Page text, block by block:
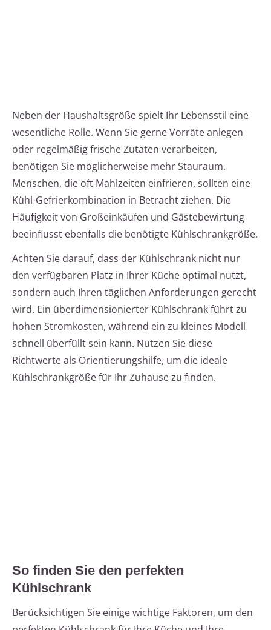
Neben der Haushaltsgröße spielt Ihr Lebensstil eine
wesentliche Rolle. Wenn Sie gerne Vorräte anlegen
oder regelmäßig frische Zutaten verarbeiten,
benötigen Sie möglicherweise mehr Stauraum.
Menschen, die oft Mahlzeiten einfrieren, sollten eine
Kühl-Gefrierkombination in Betracht ziehen. Die
Häufigkeit von Großeinkäufen und Gästebewirtung
beeinflusst ebenfalls die benötigte Kühlschrankgröße.
Achten Sie darauf, dass der Kühlschrank nicht nur
den verfügbaren Platz in Ihrer Küche optimal nutzt,
sondern auch Ihren täglichen Anforderungen gerecht
wird. Ein überdimensionierter Kühlschrank führt zu
hohen Stromkosten, während ein zu kleines Modell
schnell überfüllt sein kann. Nutzen Sie diese
Richtwerte als Orientierungshilfe, um die ideale
Kühlschrankgröße für Ihr Zuhause zu finden.
So finden Sie den perfekten
Kühlschrank
Berücksichtigen Sie einige wichtige Faktoren, um den